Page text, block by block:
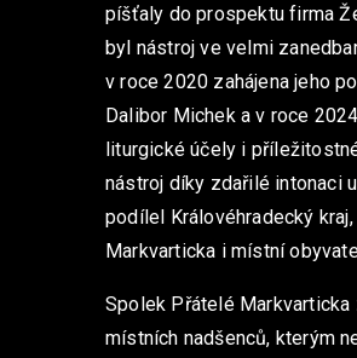
píšťaly do prospektu firma
byl nástroj ve velmi
v roce 2020 zahájena jeho
Dalibor Michek a v roce
liturgické účely i
nástroj díky zdařilé intonaci
podílel Královéhradecký
Markvarticka i místní
Spolek Přátelé
místních nadšenců, kterým